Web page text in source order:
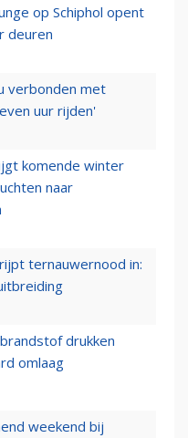
op Schiphol opent
deuren
verbonden met
uur rijden'
komende winter
naar
ternauwernood in:
drukken
omlaag
weekend bij